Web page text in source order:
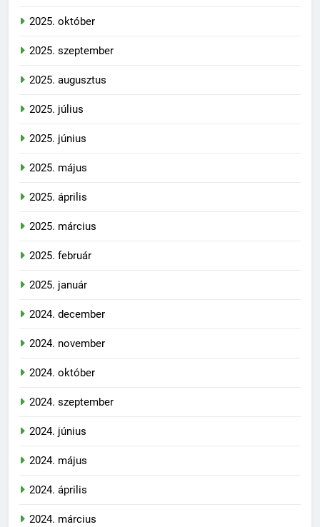
2025. október
2025. szeptember
2025. augusztus
2025. július
2025. június
2025. május
2025. április
2025. március
2025. február
2025. január
2024. december
2024. november
2024. október
2024. szeptember
2024. június
2024. május
2024. április
2024. március